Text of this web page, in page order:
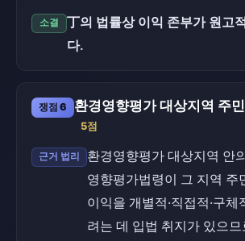
소결
丁의 법률상 이익 존부가 원고
다.
쟁점 6 환경영향평가 대상지역 주
5점
근거 법리
환경영향평가 대상지역 안
영향평가법령이 그 지역 주
이익을 개별적·직접적·구
려는 데 입법 취지가 있으